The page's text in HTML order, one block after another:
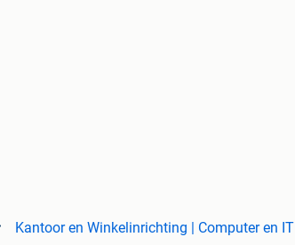
Kantoor en Winkelinrichting | Computer en IT